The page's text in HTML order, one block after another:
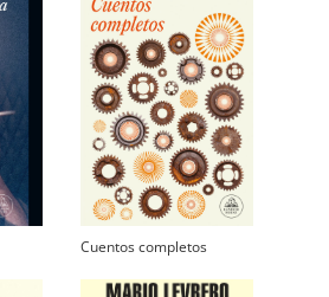
Cuentos completos